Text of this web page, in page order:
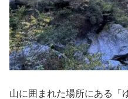
山に囲まれた場所にある「